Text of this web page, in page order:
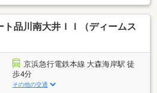
ト品川南大井ＩＩ（ディームス
京浜急行電鉄本線 大森海岸駅 徒
歩4分
その他の交通